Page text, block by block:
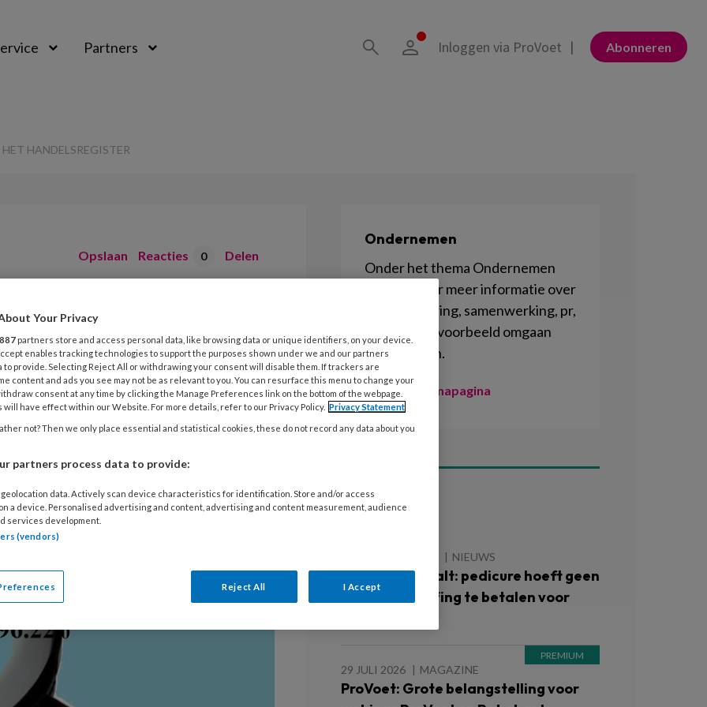
Partners Abonneren
Inloggen via ProVoet
HANDELSREGISTER
Opslaan Reacties 0 Delen
in het
dit jaar de SBI-codes in het
het belangrijk om te checken of
kloppen.
Ondernemen
Onder het thema Ondernemen
vind je onder meer informatie over
praktijkvoering, samenwerking, pr,
maar ook bijvoorbeeld omgaan
met cliënten.
Naar de themapagina
Lees ook
NIEUWS
Rechter bepaalt: pedicure hoeft geen
zuiveringsheffing te betalen voor
29 JULI 2026 MAGAZINE
ProVoet: Grote belangstelling voor
Your Privacy
887 partners store and access personal data, like browsing data or unique identifiers, on your device.
enables tracking technologies to support the purposes shown under we and our partners
to provide. Selecting Reject All or withdrawing your consent will disable them. If trackers are
content and ads you see may not be as relevant to you. You can resurface this menu to change your
consent at any time by clicking the Manage Preferences link on the bottom of the webpage.
will have effect within our Website. For more details, refer to our Privacy Policy. Privacy Statement
not? Then we only place essential and statistical cookies, these do not record any data about you
partners process data to provide:
data. Actively scan device characteristics for identification. Store and/or access
a device. Personalised advertising and content, advertising and content measurement, audience
services development.
(vendors)
Reject All I Accept